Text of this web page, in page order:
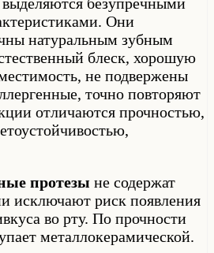
Они
натуральным зубным
блеск, хорошую
не подвержены
точно повторяют
отличаются прочностью,
протезы не содержат
исключают риск появления
во рту. По прочности
металлокерамической.